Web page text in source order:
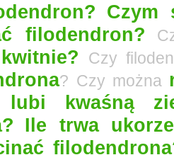
Czym
filodendron?
Czy
? Czy można
lubi kwaśną
Ile trwa